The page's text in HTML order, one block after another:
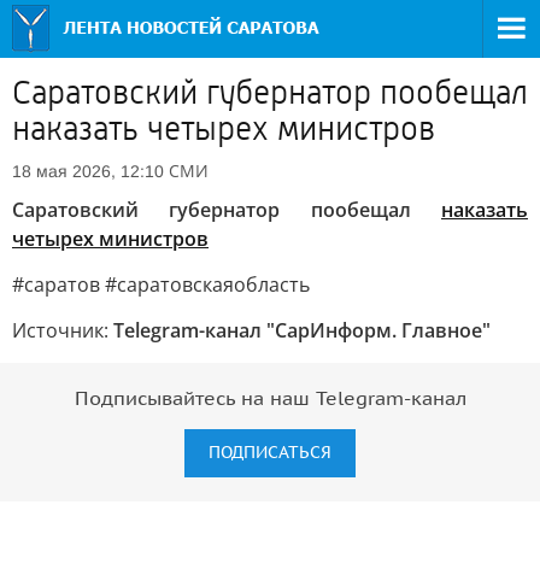
Саратовский губернатор пообещал
наказать четырех министров
18 мая 2026, 12:10 СМИ
Саратовский губернатор пообещал наказать
четырех министров
#саратов #саратовскаяобласть
Источник: Telegram-канал "СарИнформ. Главное"
Подписывайтесь на наш Telegram-канал
ПОДПИСАТЬСЯ